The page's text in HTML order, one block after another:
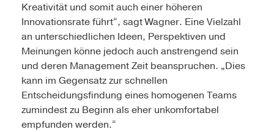
Kreativität und somit auch einer höheren
Innovationsrate führt“, sagt Wagner. Eine Vielzahl
an unterschiedlichen Ideen, Perspektiven und
Meinungen könne jedoch auch anstrengend sein
und deren Management Zeit beanspruchen. „Dies
kann im Gegensatz zur schnellen
Entscheidungsfindung eines homogenen Teams
zumindest zu Beginn als eher unkomfortabel
empfunden werden.“